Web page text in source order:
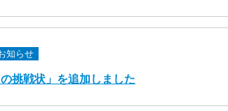
知らせ
挑戦状」を追加しました